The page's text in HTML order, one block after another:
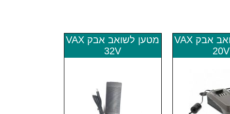
מטען לשואב אבק VAX
20V
מטען לשואב אבק VAX
32V